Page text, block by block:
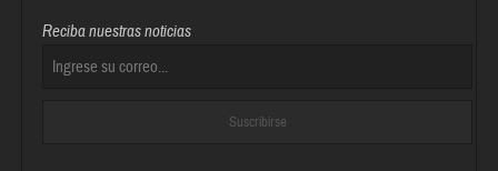
Reciba nuestras noticias